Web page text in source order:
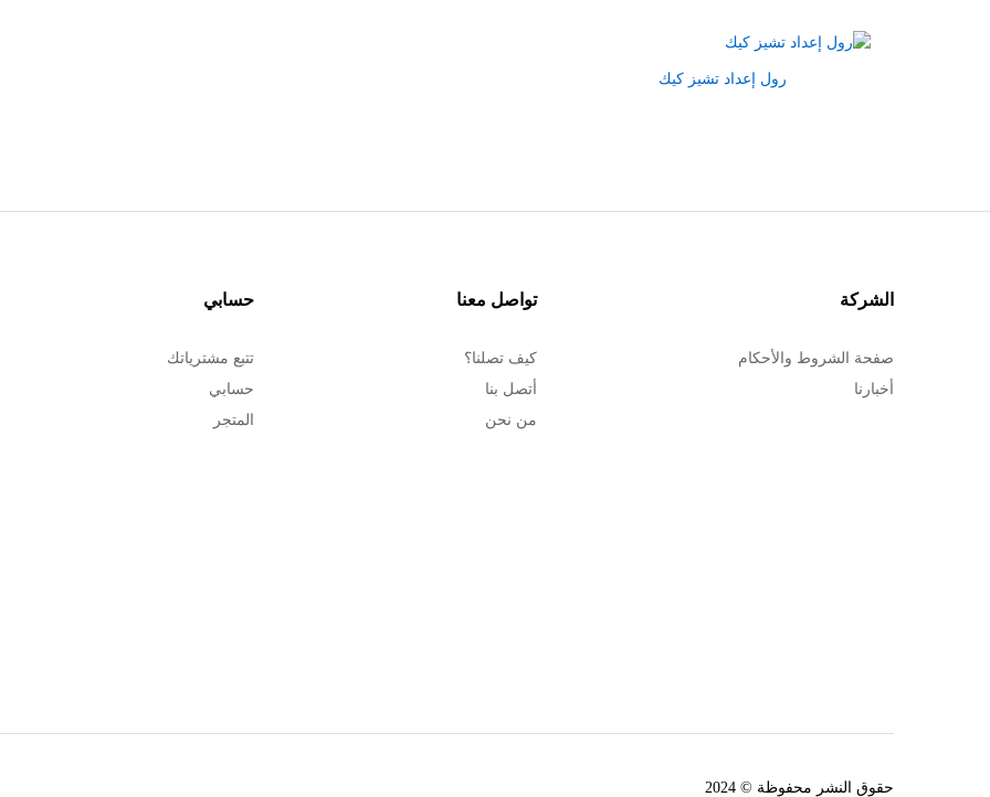
رول إعداد تشيز كيك
الشركة
صفحة الشروط والأحكام
أخبارنا
تواصل معنا
كيف تصلنا؟
أتصل بنا
من نحن
حسابي
تتبع مشترياتك
حسابي
المتجر
حقوق النشر محفوظة © 2024